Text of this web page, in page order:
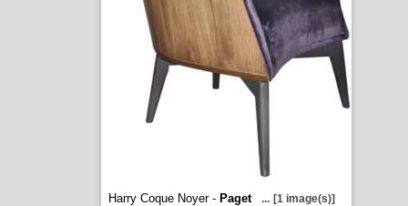
Harry Coque Noyer - Paget ... [1 image(s)]